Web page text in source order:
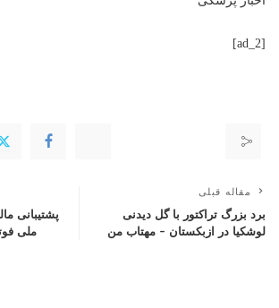
[ad_2]
مقاله قبلی
برد بزرگ تراکتور با گل دیدنی
لوشکیا در ازبکستان – مهتاب من
پشتیبانی
ملی